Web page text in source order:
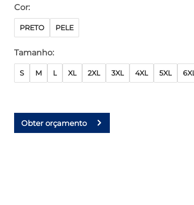
Cor:
PRETO PELE
Tamanho:
S M L XL 2XL 3XL 4XL 5XL
Obter orçamento